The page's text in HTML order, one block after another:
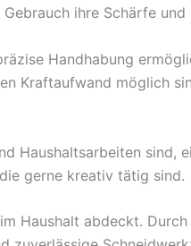
ihre Schärfe
Handhabung
Kraftaufwand möglich
Haushaltsarbeiten sind,
gerne kreativ tätig sind.
Haushalt abdeckt.